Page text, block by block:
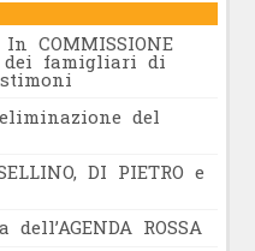
COMMISSIONE
dei famigliari di
del
DI PIETRO e
ROSSA